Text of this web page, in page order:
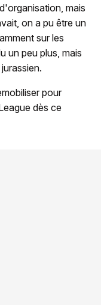
mais
on a pu être un
sur les
un peu plus, mais
pour
dès ce